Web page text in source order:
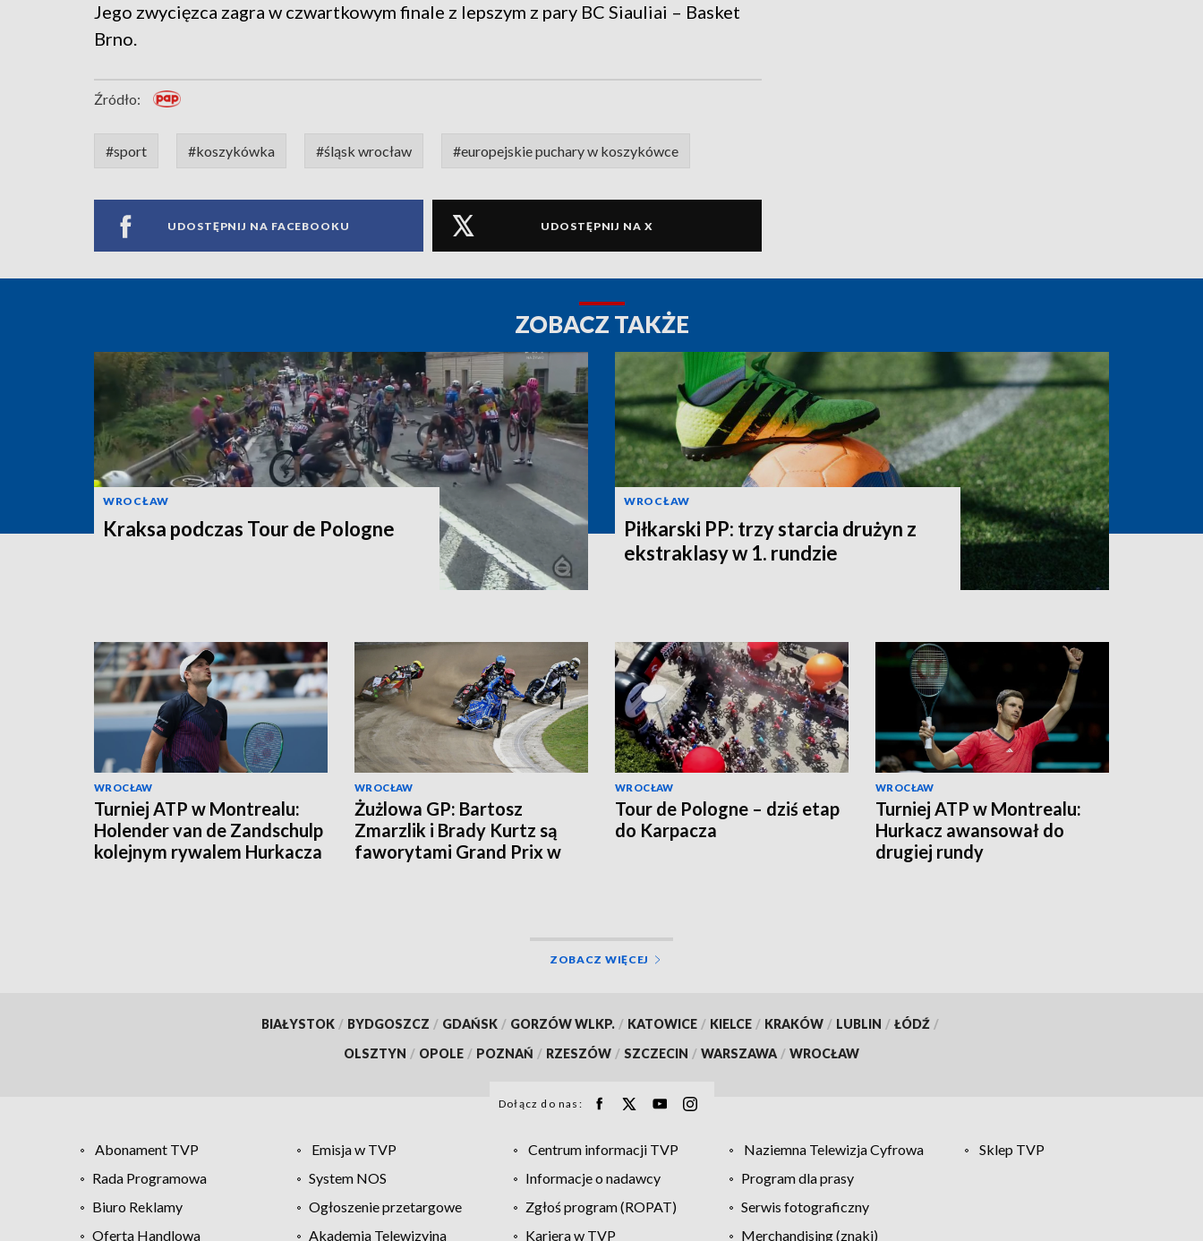
Jego zwycięzca zagra w czwartkowym finale z lepszym z pary BC Siauliai – Basket
Brno.
Źródło:
#sport #koszykówka #śląsk wrocław #europejskie puchary w koszykówce
UDOSTĘPNIJ NA FACEBOOKU UDOSTĘPNIJ NA X
ZOBACZ TAKŻE
WROCŁAW
Kraksa podczas Tour de Pologne
WROCŁAW
Piłkarski PP: trzy starcia drużyn z
ekstraklasy w 1. rundzie
WROCŁAW
Turniej ATP w Montrealu:
Holender van de Zandschulp
kolejnym rywalem Hurkacza
WROCŁAW
Żużlowa GP: Bartosz
Zmarzlik i Brady Kurtz są
faworytami Grand Prix w
WROCŁAW
Tour de Pologne – dziś etap
do Karpacza
WROCŁAW
Turniej ATP w Montrealu:
Hurkacz awansował do
drugiej rundy
ZOBACZ WIĘCEJ
BIAŁYSTOK / BYDGOSZCZ / GDAŃSK / GORZÓW WLKP. / KATOWICE / KIELCE / KRAKÓW / LUBLIN / ŁÓDŹ /
OLSZTYN / OPOLE / POZNAŃ / RZESZÓW / SZCZECIN / WARSZAWA / WROCŁAW
Dołącz do nas:
Abonament TVP Emisja w TVP Centrum informacji TVP Naziemna Telewizja Cyfrowa
Sklep TVP
Rada Programowa
System NOS Informacje o nadawcy
Program dla prasy
Biuro Reklamy
Ogłoszenie przetargowe Zgłoś program (ROPAT)
Serwis fotograficzny
Oferta Handlowa
Akademia Telewizyjna Kariera w TVP Merchandising (znaki)